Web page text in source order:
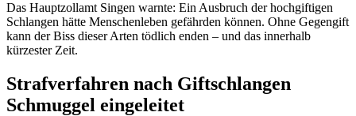
Das Hauptzollamt Singen warnte: Ein Ausbruch der hochgiftigen
Schlangen hätte Menschenleben gefährden können. Ohne Gegengift
kann der Biss dieser Arten tödlich enden – und das innerhalb
kürzester Zeit.
Strafverfahren nach Giftschlangen
Schmuggel eingeleitet